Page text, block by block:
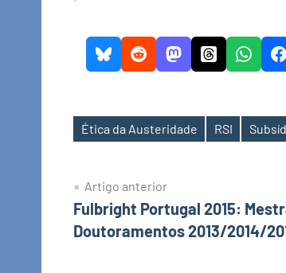
Etiquetas
Ética da Austeridade RSI
Navegação
de
Artigo anterior
Fulbright Portugal 2015:
Doutoramentos 2013/2014/